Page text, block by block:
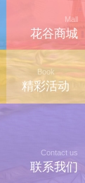
Mall
花谷商城
Book
精彩活动
Contact us
联系我们